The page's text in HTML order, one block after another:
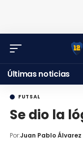
Últimas noticias
FUTSAL
Se dio la
Por:Juan Pablo Álvarez